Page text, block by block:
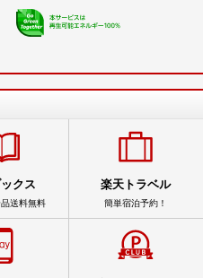
クス
送料無料
楽天トラベル
簡単宿泊予約！